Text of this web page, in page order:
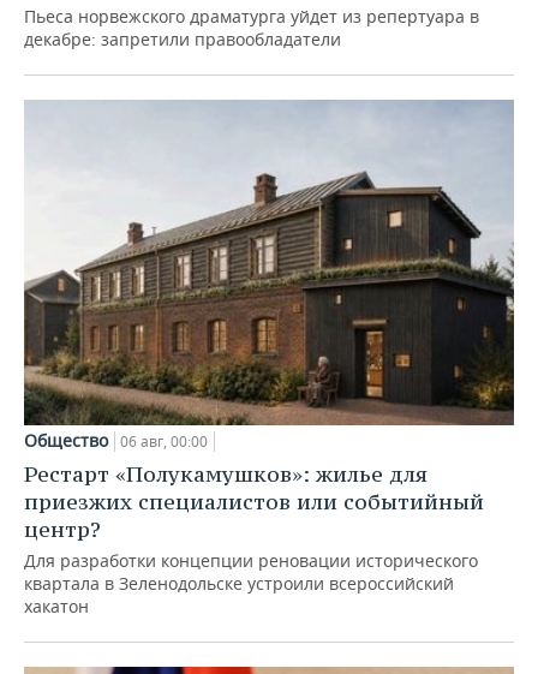
Пьеса норвежского драматурга уйдет из репертуара в
декабре: запретили правообладатели
Общество 06 авг, 00:00
Рестарт «Полукамушков»: жилье для
приезжих специалистов или событийный
центр?
Для разработки концепции реновации исторического
квартала в Зеленодольске устроили всероссийский
хакатон